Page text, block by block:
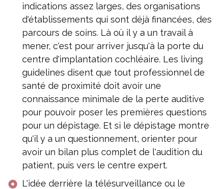
indications assez larges, des organisations
d'établissements qui sont déjà financées, des
parcours de soins. Là où il y a un travail à
mener, c'est pour arriver jusqu'à la porte du
centre d'implantation cochléaire. Les living
guidelines disent que tout professionnel de
santé de proximité doit avoir une
connaissance minimale de la perte auditive
pour pouvoir poser les premières questions
pour un dépistage. Et si le dépistage montre
qu'il y a un questionnement, orienter pour
avoir un bilan plus complet de l'audition du
patient, puis vers le centre expert.
L'idée derrière la télésurveillance ou le